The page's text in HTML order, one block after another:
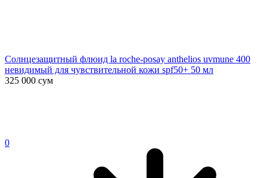
Солнцезащитный флюид la roche-posay anthelios uvmune 400
невидимый для чувствительной кожи spf50+ 50 мл
325 000 сум
0